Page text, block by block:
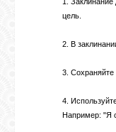
цель.
2. В
3. Сохраняйте
4.
Например: "Я